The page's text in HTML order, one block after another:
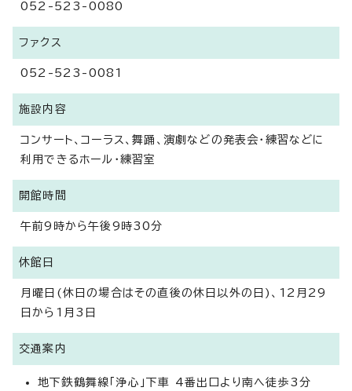
052-523-0080
ファクス
052-523-0081
施設内容
コンサート、コーラス、舞踊、演劇などの発表会・練習などに
利用できるホール・練習室
開館時間
午前9時から午後9時30分
休館日
月曜日(休日の場合はその直後の休日以外の日)、12月29
日から1月3日
交通案内
地下鉄鶴舞線「浄心」下車 4番出口より南へ徒歩3分